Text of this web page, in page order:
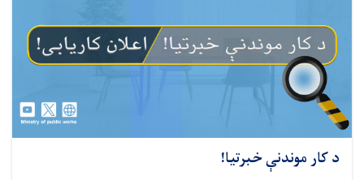
د کار موندنې خبرتیا!